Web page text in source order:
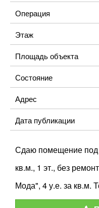
Операция
Этаж
Площадь объекта
Состояние
Адрес
Дата публикации
Сдаю помещение под
кв.м., 1 эт., без
Мода", 4 у.е. за кв.м.